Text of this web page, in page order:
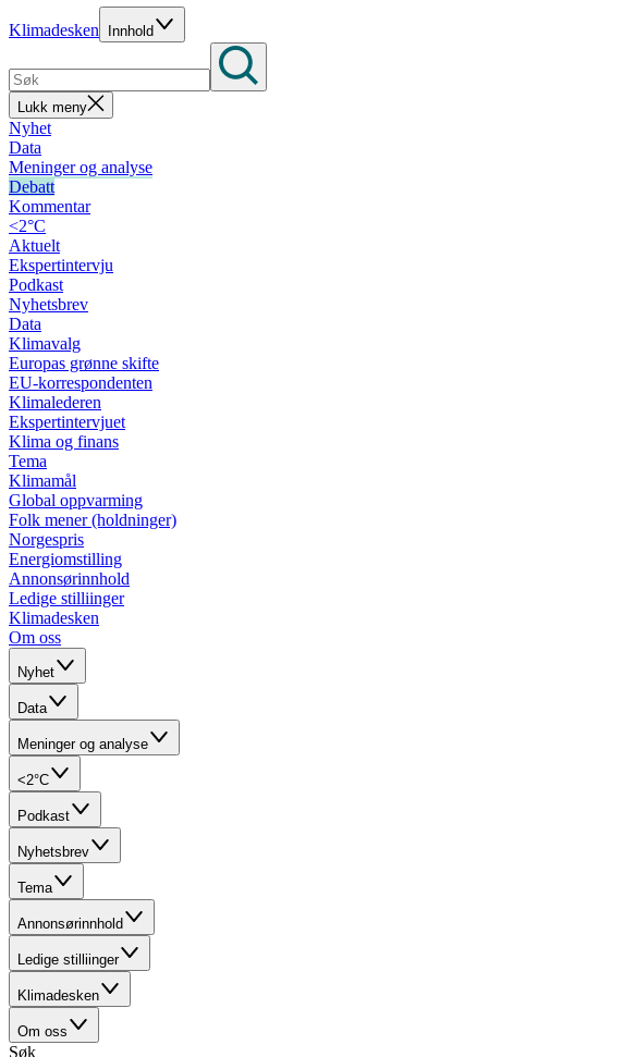
Klimadesken Innhold
Lukk meny
Nyhet
Data
Meninger og analyse
Debatt
Kommentar
<2°C
Aktuelt
Ekspertintervju
Podkast
Nyhetsbrev
Data
Klimavalg
Europas grønne skifte
EU-korrespondenten
Klimalederen
Ekspertintervjuet
Klima og finans
Tema
Klimamål
Global oppvarming
Folk mener (holdninger)
Norgespris
Energiomstilling
Annonsørinnhold
Ledige stilliinger
Klimadesken
Om oss
Nyhet
Data
Meninger og analyse
<2°C
Podkast
Nyhetsbrev
Tema
Annonsørinnhold
Ledige stilliinger
Klimadesken
Om oss
Søk